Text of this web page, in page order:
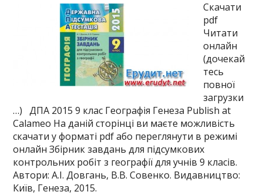
Скачати
pdf
Читати
онлайн
(дочекай
тесь
повної
загрузки
…) ДПА 2015 9 клас Географія Генеза Publish at
Calameo На даній сторінці ви маєте можливість
скачати у форматі pdf або переглянути в режимі
онлайн Збірник завдань для підсумкових
контрольних робіт з географії для учнів 9 класів.
Автори: А.І. Довгань, В.В. Совенко. Видавництво:
Київ, Генеза, 2015.